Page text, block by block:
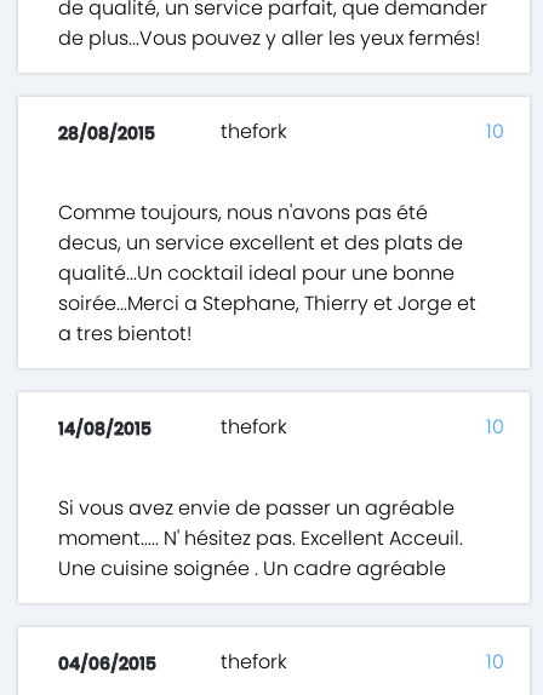
de qualité, un service parfait, que demander
de plus...Vous pouvez y aller les yeux fermés!
28/08/2015 thefork
Comme toujours, nous n'avons pas été
decus, un service excellent et des plats de
qualité...Un cocktail ideal pour une bonne
soirée...Merci a Stephane, Thierry et Jorge et
a tres bientot!
10
14/08/2015 thefork
Si vous avez envie de passer un agréable
moment..... N' hésitez pas. Excellent Acceuil.
Une cuisine soignée . Un cadre agréable
10
04/06/2015 thefork 10